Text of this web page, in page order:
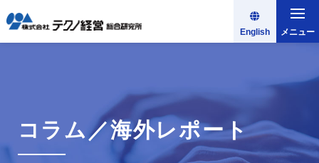
English メニュー
コラム／海外レポート